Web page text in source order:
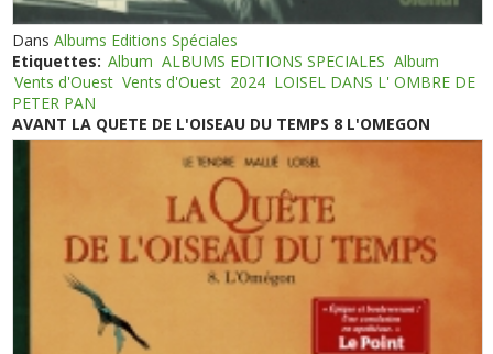
DansAlbums Editions Spéciales
Etiquettes: Album ALBUMS EDITIONS SPECIALES Album
Vents d'Ouest Vents d'Ouest 2024 LOISEL DANS L' OMBRE DE
PETER PAN
AVANT LA QUETE DE L'OISEAU DU TEMPS 8 L'OMEGON